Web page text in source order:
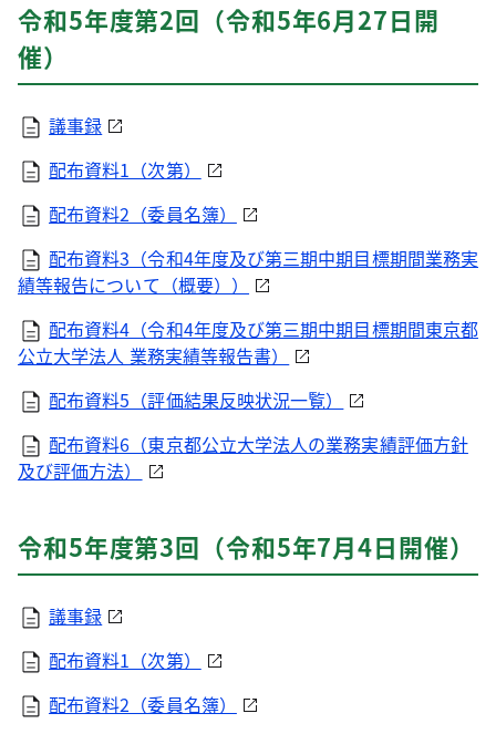
令和5年度第2回（令和5年6月27日開
催）
議事録
配布資料1（次第）
配布資料2（委員名簿）
配布資料3（令和4年度及び第三期中期目標期間業務実
績等報告について（概要））
配布資料4（令和4年度及び第三期中期目標期間東京都
公立大学法人 業務実績等報告書）
配布資料5（評価結果反映状況一覧）
配布資料6（東京都公立大学法人の業務実績評価方針
及び評価方法）
令和5年度第3回（令和5年7月4日開催）
議事録
配布資料1（次第）
配布資料2（委員名簿）